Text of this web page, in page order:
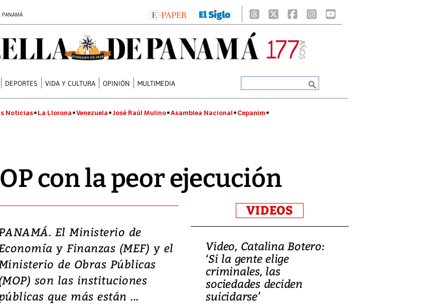
DEPORTES VIDA Y CULTURA OPINIÓN MULTIMEDIA
Noticias La Llorona Venezuela José Raúl Mulino Asamblea Nacional Cepanim
con la peor ejecución
El Ministerio de
y Finanzas (MEF) y el
de Obras Públicas
son las instituciones
que más están ...
VIDEOS
Video, Japón: Terremoto
deja heridos y graves
daños en Kumamoto
Video, Catalina Botero:
‘Si la gente elige
criminales, las
sociedades deciden
suicidarse’